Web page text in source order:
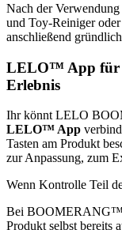
Nach der
und Toy-Reiniger
anschließend
LELO™ App für
Erlebnis
Ihr könnt LELO
LELO™ App
Tasten am Produkt
zur Anpassung, zum
Wenn Kontrolle Teil
Bei BOOMERANG™
Produkt selbst bereits